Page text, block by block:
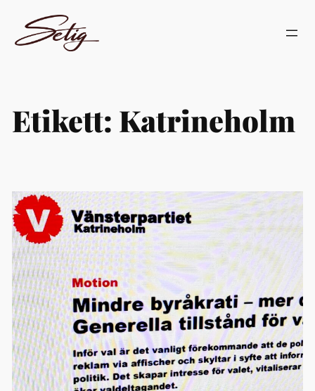
innehåll
Etikett: Katrineholm